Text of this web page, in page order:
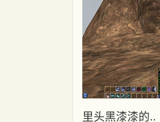
里头黑漆漆的..